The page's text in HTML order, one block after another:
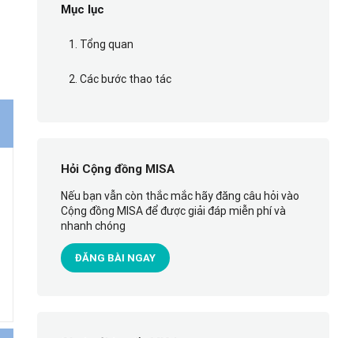
Mục lục
1. Tổng quan
2. Các bước thao tác
Hỏi Cộng đồng MISA
Nếu bạn vẫn còn thắc mắc hãy đăng câu hỏi vào
Cộng đồng MISA để được giải đáp miễn phí và
nhanh chóng
ĐĂNG BÀI NGAY